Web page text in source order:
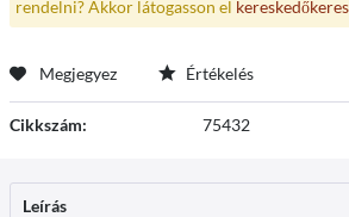
rendelni? Akkor látogasson el
Megjegyez Értékelés
Cikkszám: 75432
Leírás